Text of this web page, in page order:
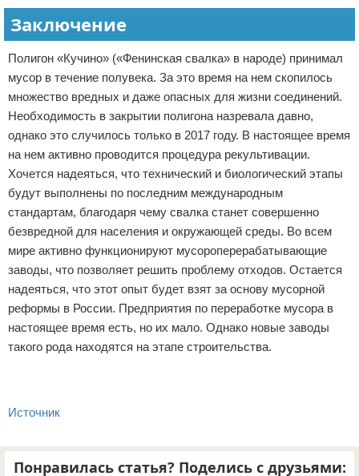
Заключение
Полигон «Кучино» («Фенинская свалка» в народе) принимал
мусор в течение полувека. За это время на нем скопилось
множество вредных и даже опасных для жизни соединений.
Необходимость в закрытии полигона назревала давно,
однако это случилось только в 2017 году. В настоящее время
на нем активно проводится процедура рекультивации.
Хочется надеяться, что технический и биологический этапы
будут выполнены по последним международным
стандартам, благодаря чему свалка станет совершенно
безвредной для населения и окружающей среды. Во всем
мире активно функционируют мусороперерабатывающие
заводы, что позволяет решить проблему отходов. Остается
надеяться, что этот опыт будет взят за основу мусорной
реформы в России. Предприятия по переработке мусора в
настоящее время есть, но их мало. Однако новые заводы
такого рода находятся на этапе строительства.
Источник
Понравилась статья? Поделись с друзьями: